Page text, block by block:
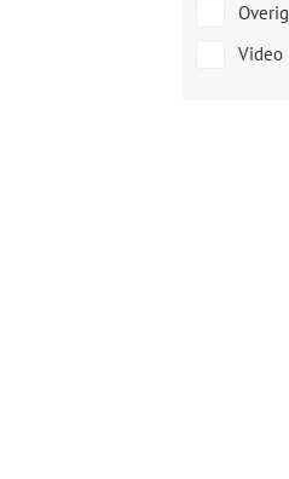
Overig
Video